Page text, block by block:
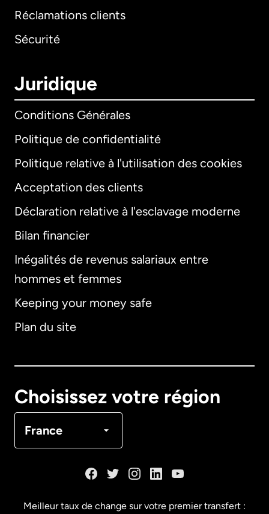
Réclamations clients
Sécurité
Juridique
Conditions Générales
Politique de confidentialité
Politique relative à l'utilisation des cookies
Acceptation des clients
Déclaration relative à l'esclavage moderne
Bilan financier
Inégalités de revenus salariaux entre
hommes et femmes
Keeping your money safe
Plan du site
Choisissez votre région
France
International
Allemagne
Français
Meilleur taux de change sur votre premier transfert :